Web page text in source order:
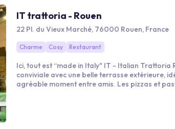
IT trattoria - Rouen
22 Pl. du Vieux Marché, 76000 Rouen, France
Charme Cosy Restaurant
Ici, tout est “made in Italy" IT - Italian Trattoria
conviviale avec une belle terrasse extérieure,
agréable moment entre amis. Les pizzas et
sont mis à disposition. Un écran diffuse les
journée. « Les gens pourront boire une bière,